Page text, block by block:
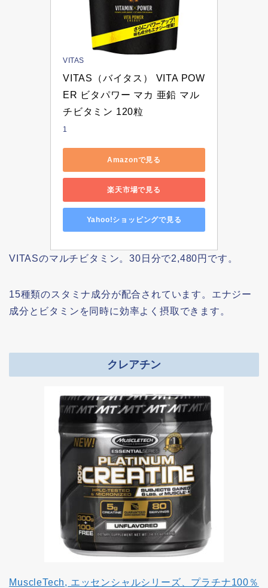
VITAS
VITAS（バイタス） VITA POW
ER ビタパワー マカ 亜鉛 マル
チビタミン 120粒
1
Amazonで見る
楽天市場で見る
Yahoo!ショッピングで見る
VITASのマルチビタミン。30日分で2,480円です。
15種類のスタミナ成分が配合されています。エナジー
成分とビタミンを同時に効率よく摂取できます。
クレアチン
MuscleTech, エッセンシャルシリーズ、プラチナ100％